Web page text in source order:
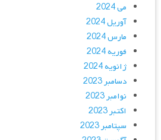
می 2024
آوریل 2024
مارس 2024
فوریه 2024
ژانویه 2024
دسامبر 2023
نوامبر 2023
اکتبر 2023
سپتامبر 2023